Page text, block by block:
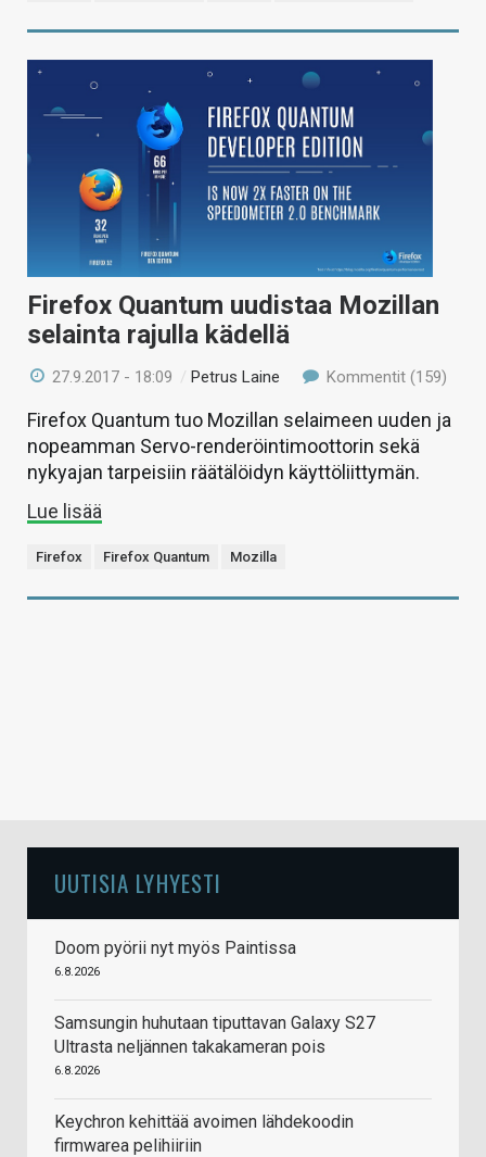
Firefox Quantum uudistaa Mozillan
selainta rajulla kädellä
27.9.2017 - 18:09 /Petrus Laine Kommentit (159)
Firefox Quantum tuo Mozillan selaimeen uuden ja
nopeamman Servo-renderöintimoottorin sekä
nykyajan tarpeisiin räätälöidyn käyttöliittymän.
Lue lisää
Firefox Firefox Quantum Mozilla
UUTISIA LYHYESTI
Doom pyörii nyt myös Paintissa
6.8.2026
Samsungin huhutaan tiputtavan Galaxy S27
Ultrasta neljännen takakameran pois
6.8.2026
Keychron kehittää avoimen lähdekoodin
firmwarea pelihiiriin